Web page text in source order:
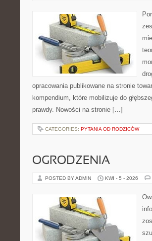
opracowania publikowane na stronie
kompendium, które mobilizuje do
prawdy. Nowości na stronie […]
CATEGORIES: PYTANIA OD RODZICÓW
OGRODZENIA
POSTED BY ADMIN KWI - 5 - 2026